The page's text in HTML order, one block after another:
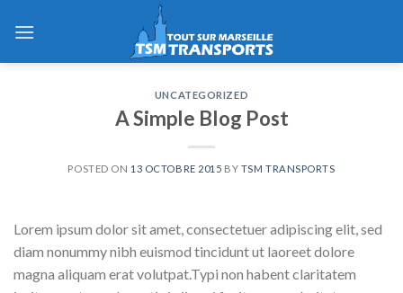
UNCATEGORIZED
A Simple Blog Post
POSTED ON 13 OCTOBRE 2015 BY TSM TRANSPORTS
Lorem ipsum dolor sit amet, consectetuer adipiscing elit, sed
diam nonummy nibh euismod tincidunt ut laoreet dolore
magna aliquam erat volutpat.Typi non habent claritatem